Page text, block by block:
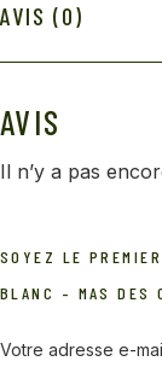
AVIS (0)
AVIS
Il n’y a pas
SOYEZ LE
BLANC – MAS DES
Votre adresse e-